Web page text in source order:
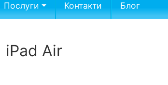
Послуги Контакти Блог
iPad Air